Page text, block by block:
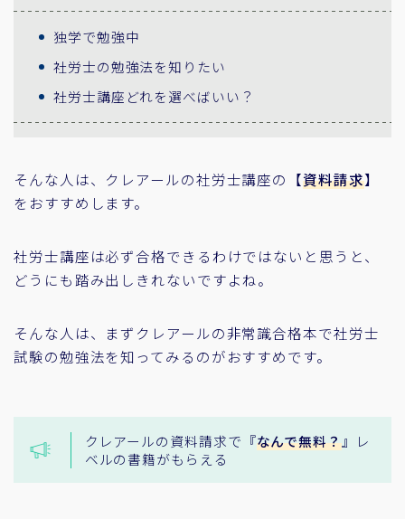
独学で勉強中
社労士の勉強法を知りたい
社労士講座どれを選べばいい？
そんな人は、クレアールの社労士講座の【資料請求】
をおすすめします。
社労士講座は必ず合格できるわけではないと思うと、
どうにも踏み出しきれないですよね。
そんな人は、まずクレアールの非常識合格本で社労士
試験の勉強法を知ってみるのがおすすめです。
クレアールの資料請求で『なんで無料？』レ
ベルの書籍がもらえる